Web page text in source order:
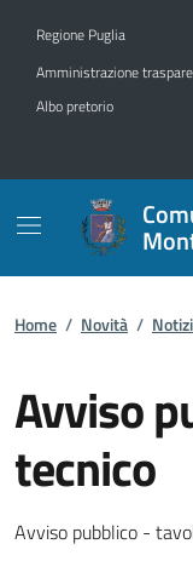
Regione Puglia
Amministrazione
Albo pretorio
Home / Novità /
Avviso
tecnico
Dettagli
Avviso pubblico -